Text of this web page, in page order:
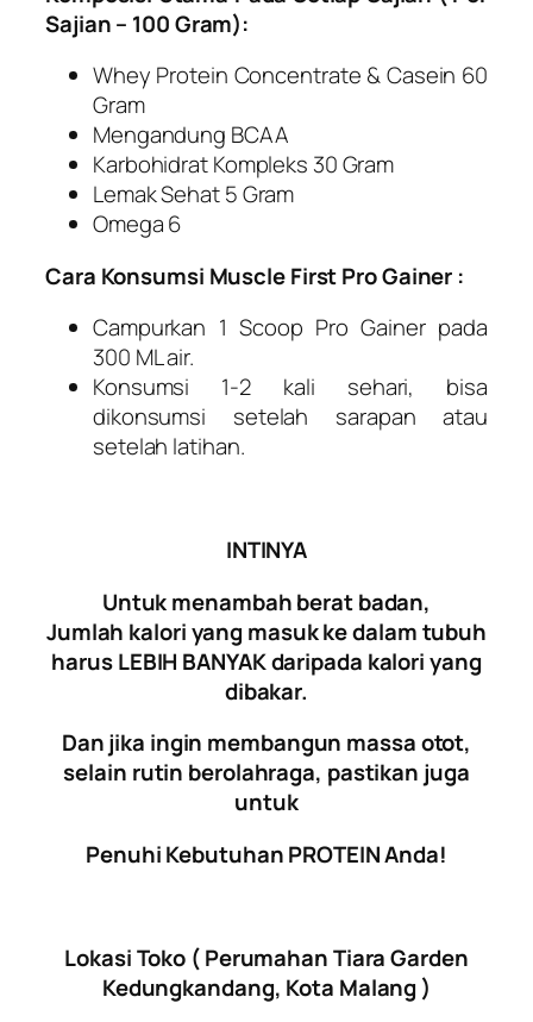
Sajian – 100 Gram):
Whey Protein Concentrate & Casein 60
Gram
Mengandung BCAA
Karbohidrat Kompleks 30 Gram
Lemak Sehat 5 Gram
Omega 6
Cara Konsumsi Muscle First Pro Gainer :
Campurkan 1 Scoop Pro Gainer pada
300 ML air.
Konsumsi 1-2 kali sehari, bisa
dikonsumsi setelah sarapan atau
setelah latihan.
INTINYA
Untuk menambah berat badan,
Jumlah kalori yang masuk ke dalam tubuh
harus LEBIH BANYAK daripada kalori yang
dibakar.
Dan jika ingin membangun massa otot,
selain rutin berolahraga, pastikan juga
untuk
Penuhi Kebutuhan PROTEIN Anda!
Lokasi Toko ( Perumahan Tiara Garden
Kedungkandang, Kota Malang )